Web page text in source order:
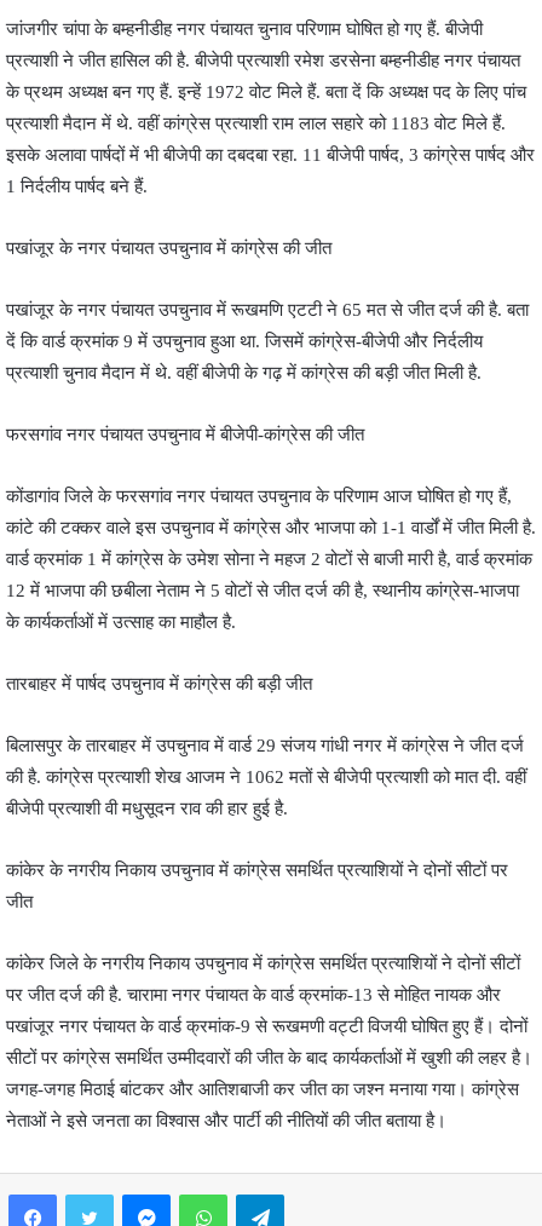
जांजगीर चांपा के बम्हनीडीह नगर पंचायत चुनाव परिणाम घोषित हो गए हैं. बीजेपी
प्रत्याशी ने जीत हासिल की है. बीजेपी प्रत्याशी रमेश डरसेना बम्हनीडीह नगर पंचायत
के प्रथम अध्यक्ष बन गए हैं. इन्हें 1972 वोट मिले हैं. बता दें कि अध्यक्ष पद के लिए पांच
प्रत्याशी मैदान में थे. वहीं कांग्रेस प्रत्याशी राम लाल सहारे को 1183 वोट मिले हैं.
इसके अलावा पार्षदों में भी बीजेपी का दबदबा रहा. 11 बीजेपी पार्षद, 3 कांग्रेस पार्षद और
1 निर्दलीय पार्षद बने हैं.
पखांजूर के नगर पंचायत उपचुनाव में कांग्रेस की जीत
पखांजूर के नगर पंचायत उपचुनाव में रूखमणि एटटी ने 65 मत से जीत दर्ज की है. बता
दें कि वार्ड क्रमांक 9 में उपचुनाव हुआ था. जिसमें कांग्रेस-बीजेपी और निर्दलीय
प्रत्याशी चुनाव मैदान में थे. वहीं बीजेपी के गढ़ में कांग्रेस की बड़ी जीत मिली है.
फरसगांव नगर पंचायत उपचुनाव में बीजेपी-कांग्रेस की जीत
कोंडागांव जिले के फरसगांव नगर पंचायत उपचुनाव के परिणाम आज घोषित हो गए हैं,
कांटे की टक्कर वाले इस उपचुनाव में कांग्रेस और भाजपा को 1-1 वार्डों में जीत मिली है.
वार्ड क्रमांक 1 में कांग्रेस के उमेश सोना ने महज 2 वोटों से बाजी मारी है, वार्ड क्रमांक
12 में भाजपा की छबीला नेताम ने 5 वोटों से जीत दर्ज की है, स्थानीय कांग्रेस-भाजपा
के कार्यकर्ताओं में उत्साह का माहौल है.
तारबाहर में पार्षद उपचुनाव में कांग्रेस की बड़ी जीत
बिलासपुर के तारबाहर में उपचुनाव में वार्ड 29 संजय गांधी नगर में कांग्रेस ने जीत दर्ज
की है. कांग्रेस प्रत्याशी शेख आजम ने 1062 मतों से बीजेपी प्रत्याशी को मात दी. वहीं
बीजेपी प्रत्याशी वी मधुसूदन राव की हार हुई है.
कांकेर के नगरीय निकाय उपचुनाव में कांग्रेस समर्थित प्रत्याशियों ने दोनों सीटों पर
जीत
कांकेर जिले के नगरीय निकाय उपचुनाव में कांग्रेस समर्थित प्रत्याशियों ने दोनों सीटों
पर जीत दर्ज की है. चारामा नगर पंचायत के वार्ड क्रमांक-13 से मोहित नायक और
पखांजूर नगर पंचायत के वार्ड क्रमांक-9 से रूखमणी वट्टी विजयी घोषित हुए हैं। दोनों
सीटों पर कांग्रेस समर्थित उम्मीदवारों की जीत के बाद कार्यकर्ताओं में खुशी की लहर है।
जगह-जगह मिठाई बांटकर और आतिशबाजी कर जीत का जश्न मनाया गया। कांग्रेस
नेताओं ने इसे जनता का विश्वास और पार्टी की नीतियों की जीत बताया है।
FacebookTwitter MessengerWhatsAppTelegram